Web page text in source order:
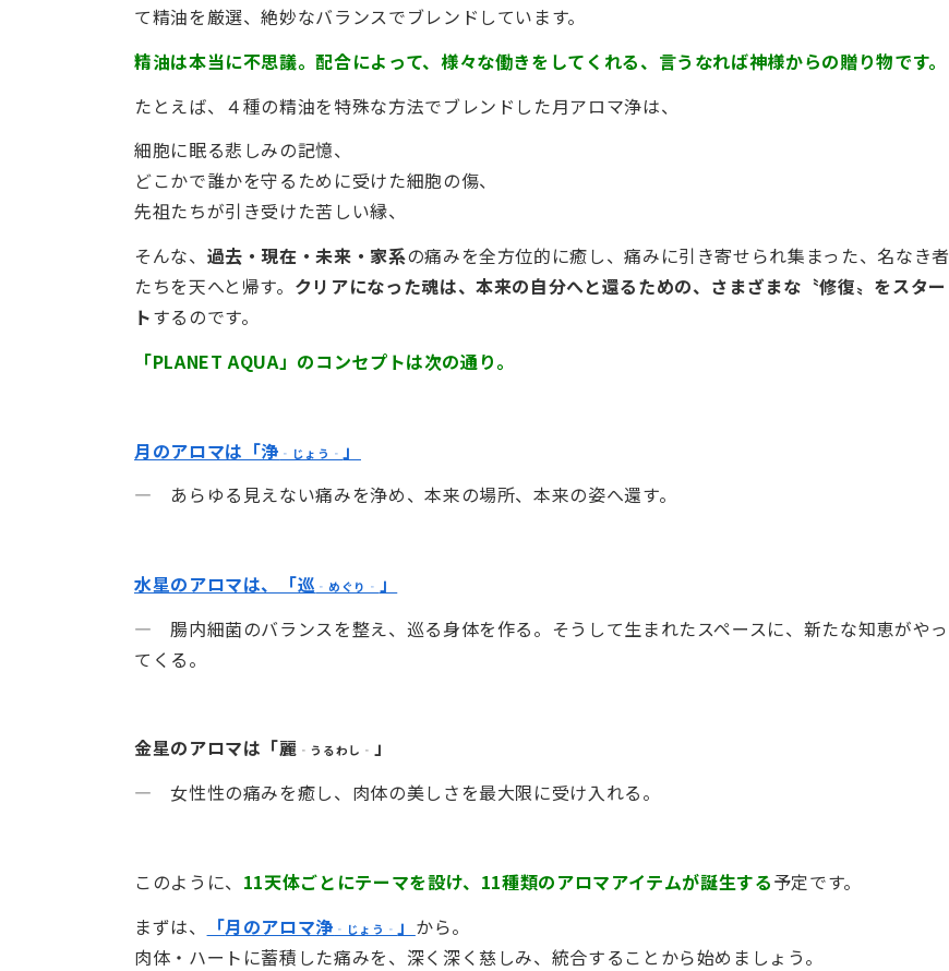
て精油を厳選、絶妙なバランスでブレンドしています。
精油は本当に不思議。配合によって、様々な働きをしてくれる、言うなれば神様からの贈り物です。
たとえば、４種の精油を特殊な方法でブレンドした月アロマ浄は、
細胞に眠る悲しみの記憶、
どこかで誰かを守るために受けた細胞の傷、
先祖たちが引き受けた苦しい縁、
そんな、 過去・現在・未来・家系の痛みを全方位的に癒し、痛みに引き寄せられ集まった、名なき者
たちを天へと帰す。 クリアになった魂は、本来の自分へと還るための、さまざまな〝修復〟をスター
トするのです。
「PLANET AQUA」のコンセプトは次の通り。
月のアロマは「浄 ‐じょう‐ 」
― あらゆる見えない痛みを浄め、本来の場所、本来の姿へ還す。
水星のアロマは、「巡 ‐めぐり‐ 」
― 腸内細菌のバランスを整え、巡る身体を作る。そうして生まれたスペースに、新たな知恵がやっ
てくる。
金星のアロマは「麗 ‐うるわし‐ 」
― 女性性の痛みを癒し、肉体の美しさを最大限に受け入れる。
このように、 11天体ごとにテーマを設け、11種類のアロマアイテムが誕生する予定です。
まずは、
「月のアロマ浄 ‐じょう‐ 」 から。
肉体・ハートに蓄積した痛みを、深く深く慈しみ、統合することから始めましょう。